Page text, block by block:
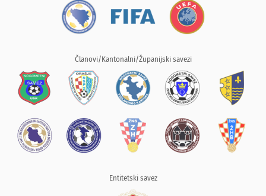
Članovi/Kantonalni/Županijski savezi
Entitetski savez